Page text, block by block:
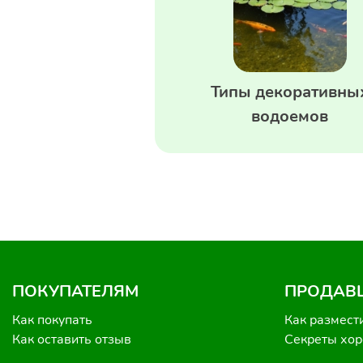
Типы
водоемов
ПОКУПАТЕЛЯМ
Как покупать
Как оставить отзыв
Как
Секреты